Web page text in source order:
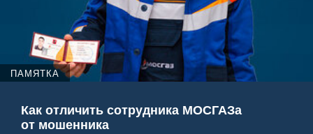
ПАМЯТКА
Как отличить сотрудника МОСГАЗа
от мошенника